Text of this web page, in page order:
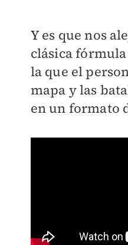
Y es que nos
clásica
la que el
mapa y las
en un formato